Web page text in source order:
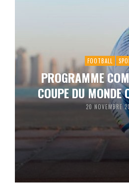
FOOTBALL
PROGRAMME
COUPE DU
20 NOVEMBRE